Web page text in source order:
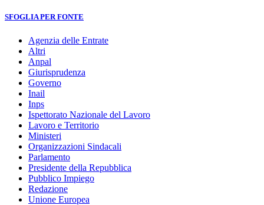
SFOGLIA PER FONTE
Agenzia delle Entrate
Altri
Anpal
Giurisprudenza
Governo
Inail
Inps
Ispettorato Nazionale del Lavoro
Lavoro e Territorio
Ministeri
Organizzazioni Sindacali
Parlamento
Presidente della Repubblica
Pubblico Impiego
Redazione
Unione Europea